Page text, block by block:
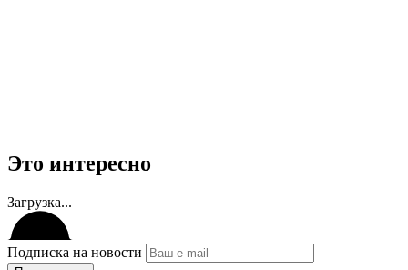
Это интересно
Загрузка...
Подписка на новости